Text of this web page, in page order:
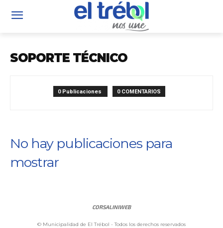
SOPORTE TÉCNICO
0 Publicaciones 0 COMENTARIOS
No hay publicaciones para
mostrar
CORSALINIWEB
© Municipalidad de El Trébol - Todos los derechos reservados